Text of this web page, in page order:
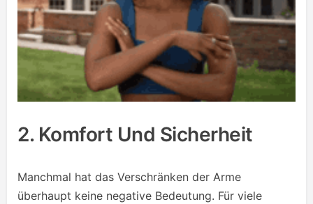
2. Komfort Und Sicherheit
Manchmal hat das Verschränken der Arme
überhaupt keine negative Bedeutung. Für viele